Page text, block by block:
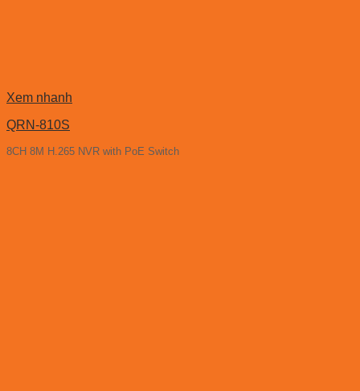
Xem nhanh
QRN-810S
8CH 8M H.265 NVR with PoE Switch